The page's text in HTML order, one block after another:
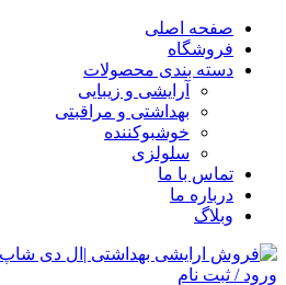
صفحه اصلی
فروشگاه
دسته بندی محصولات
آرایشی و زیبایی
بهداشتی و مراقبتی
خوشبوکننده
سلولزی
تماس با ما
درباره ما
وبلاگ
ورود / ثبت نام